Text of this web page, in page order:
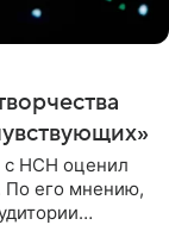
с НСН оценил
По его мнению,